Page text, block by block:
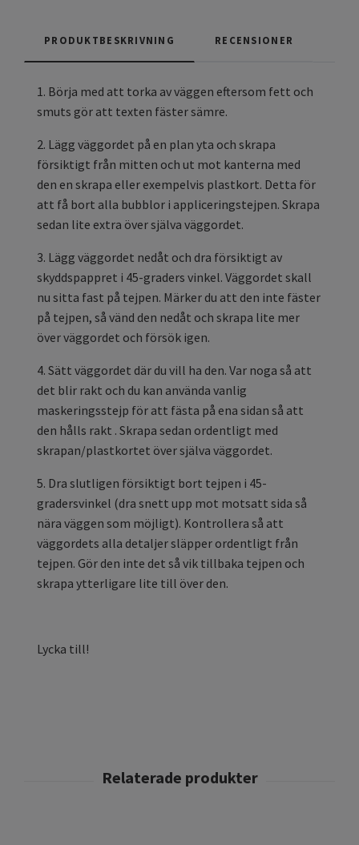
PRODUKTBESKRIVNING RECENSIONER
1. Börja med att torka av väggen eftersom fett och
smuts gör att texten fäster sämre.
2. Lägg väggordet på en plan yta och skrapa
försiktigt från mitten och ut mot kanterna med
den en skrapa eller exempelvis plastkort. Detta för
att få bort alla bubblor i appliceringstejpen. Skrapa
sedan lite extra över själva väggordet.
3. Lägg väggordet nedåt och dra försiktigt av
skyddspappret i 45-graders vinkel. Väggordet skall
nu sitta fast på tejpen. Märker du att den inte fäster
på tejpen, så vänd den nedåt och skrapa lite mer
över väggordet och försök igen.
4. Sätt väggordet där du vill ha den. Var noga så att
det blir rakt och du kan använda vanlig
maskeringsstejp för att fästa på ena sidan så att
den hålls rakt . Skrapa sedan ordentligt med
skrapan/plastkortet över själva väggordet.
5. Dra slutligen försiktigt bort tejpen i 45-
gradersvinkel (dra snett upp mot motsatt sida så
nära väggen som möjligt). Kontrollera så att
väggordets alla detaljer släpper ordentligt från
tejpen. Gör den inte det så vik tillbaka tejpen och
skrapa ytterligare lite till över den.
Lycka till!